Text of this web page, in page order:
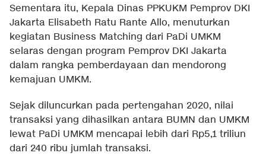
Sementara itu, Kepala Dinas PPKUKM Pemprov DKI
Jakarta Elisabeth Ratu Rante Allo, menuturkan
kegiatan Business Matching dari PaDi UMKM
selaras dengan program Pemprov DKI Jakarta
dalam rangka pemberdayaan dan mendorong
kemajuan UMKM.
Sejak diluncurkan pada pertengahan 2020, nilai
transaksi yang dihasilkan antara BUMN dan UMKM
lewat PaDi UMKM mencapai lebih dari Rp5,1 triliun
dari 240 ribu jumlah transaksi.